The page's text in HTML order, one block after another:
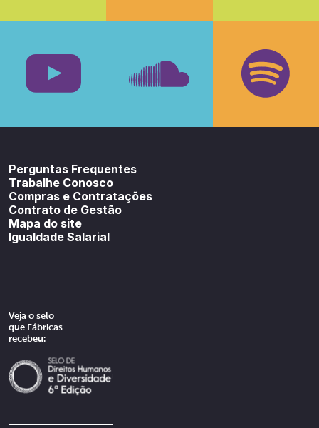
Facebook
Perguntas Frequentes
Trabalhe Conosco
Compras e Contratações
Contrato de Gestão
Mapa do site
Igualdade Salarial
Veja o selo
que Fábricas
recebeu: